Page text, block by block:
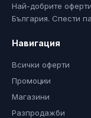
Най-добрите
България. Спести
Навигация
Всички оферти
Промоции
Магазини
Разпродажби